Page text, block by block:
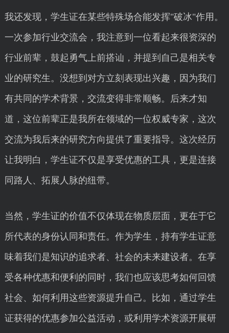
我还发现，学生证在某些特殊场合能发挥"破冰"作用。
一次参加行业交流会，我注意到一位看起来很资深的
行业前辈，鼓起勇气上前搭讪，并提到自己是相关专
业的研究生。没想到对方立刻表现出兴趣，因为我们
有共同的学术背景，交流变得非常顺畅。后来才知
道，这位前辈正是我所在领域的一位权威专家，这次
交流为我后来的研究方向提供了重要指导。这次经历
让我明白，学生证不仅是享受优惠的工具，更是连接
同路人、拓展人脉的纽带。
当然，学生证的价值不仅体现在物质层面，更在于它
所代表的身份认同和责任。作为学生，持有学生证意
味着我们是知识的追求者、社会的未来建设者。在享
受各种优惠和便利的同时，我们也应该思考如何回馈
社会、如何利用这些资源提升自己。比如，通过学生
证获得的优惠参加公益活动，或利用学术资源开展研